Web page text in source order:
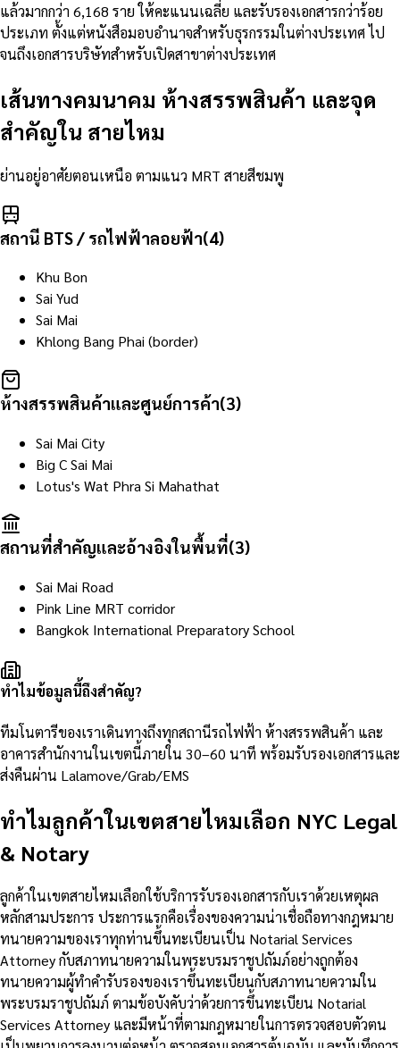
แล้วมากกว่า 6,168 ราย ให้คะแนนเฉลี่ย และรับรองเอกสารกว่าร้อย
ประเภท ตั้งแต่หนังสือมอบอำนาจสำหรับธุรกรรมในต่างประเทศ ไป
จนถึงเอกสารบริษัทสำหรับเปิดสาขาต่างประเทศ
เส้นทางคมนาคม ห้างสรรพสินค้า และจุด
สำคัญใน สายไหม
ย่านอยู่อาศัยตอนเหนือ ตามแนว MRT สายสีชมพู
สถานี BTS / รถไฟฟ้าลอยฟ้า(4)
Khu Bon
Sai Yud
Sai Mai
Khlong Bang Phai (border)
ห้างสรรพสินค้าและศูนย์การค้า(3)
Sai Mai City
Big C Sai Mai
Lotus's Wat Phra Si Mahathat
สถานที่สำคัญและอ้างอิงในพื้นที่(3)
Sai Mai Road
Pink Line MRT corridor
Bangkok International Preparatory School
ทำไมข้อมูลนี้ถึงสำคัญ?
ทีมโนตารีของเราเดินทางถึงทุกสถานีรถไฟฟ้า ห้างสรรพสินค้า และ
อาคารสำนักงานในเขตนี้ภายใน 30–60 นาที พร้อมรับรองเอกสารและ
ส่งคืนผ่าน Lalamove/Grab/EMS
ทำไมลูกค้าในเขตสายไหมเลือก NYC Legal
& Notary
ลูกค้าในเขตสายไหมเลือกใช้บริการรับรองเอกสารกับเราด้วยเหตุผล
หลักสามประการ ประการแรกคือเรื่องของความน่าเชื่อถือทางกฎหมาย
ทนายความของเราทุกท่านขึ้นทะเบียนเป็น Notarial Services
Attorney กับสภาทนายความในพระบรมราชูปถัมภ์อย่างถูกต้อง
ทนายความผู้ทำคำรับรองของเราขึ้นทะเบียนกับสภาทนายความใน
พระบรมราชูปถัมภ์ ตามข้อบังคับว่าด้วยการขึ้นทะเบียน Notarial
Services Attorney และมีหน้าที่ตามกฎหมายในการตรวจสอบตัวตน